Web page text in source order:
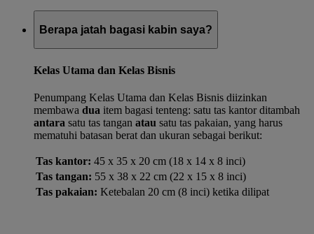
Berapa jatah bagasi kabin saya?
Kelas Utama dan Kelas Bisnis
Penumpang Kelas Utama dan Kelas Bisnis diizinkan
membawa dua item bagasi tenteng: satu tas kantor ditambah
antara satu tas tangan atau satu tas pakaian, yang harus
mematuhi batasan berat dan ukuran sebagai berikut:
Tas kantor: 45 x 35 x 20 cm (18 x 14 x 8 inci)
Tas tangan: 55 x 38 x 22 cm (22 x 15 x 8 inci)
Tas pakaian: Ketebalan 20 cm (8 inci) ketika dilipat